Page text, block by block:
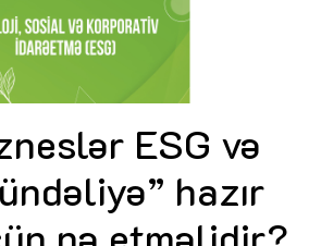
ESG və
hazır